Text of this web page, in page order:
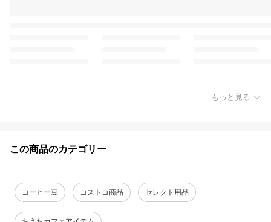
もっと見る
この商品のカテゴリー
コーヒー豆 コストコ商品 セレクト用品